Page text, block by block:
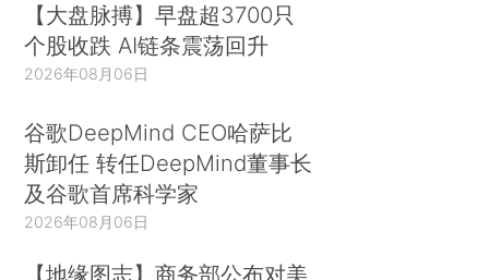
【大盘脉搏】早盘超3700只
个股收跌 AI链条震荡回升
2026年08月06日
谷歌DeepMind CEO哈萨比
斯卸任 转任DeepMind董事长
及谷歌首席科学家
2026年08月06日
【地缘图志】商务部公布对美